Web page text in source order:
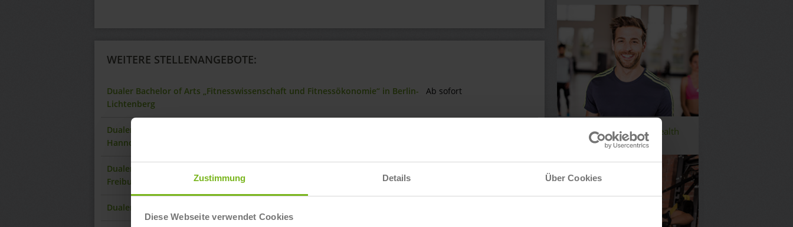
Zustimmung Details Über Cookies
Diese Webseite verwendet Cookies
WEITERE STELLENANGEBOTE:
Dualer Bachelor of Arts „Fitnesswissenschaft und Fitnessökonomie“ in Berlin-
Lichtenberg
Ab sofort
Dualer Bachelor of Arts „Fitnesswissenschaft und Fitnessökonomie“ in
Hannover-Hauptgüterbahnhof
Dualer Bachelor of Arts „Fitnesswissenschaft und Fitnessökonomie“ in
Freiburg
Dualer Bachelor of Arts „Fitnesswissenschaft und Fitnessökonomie“ in Mainz
Bachelor Fitness and Health
Management